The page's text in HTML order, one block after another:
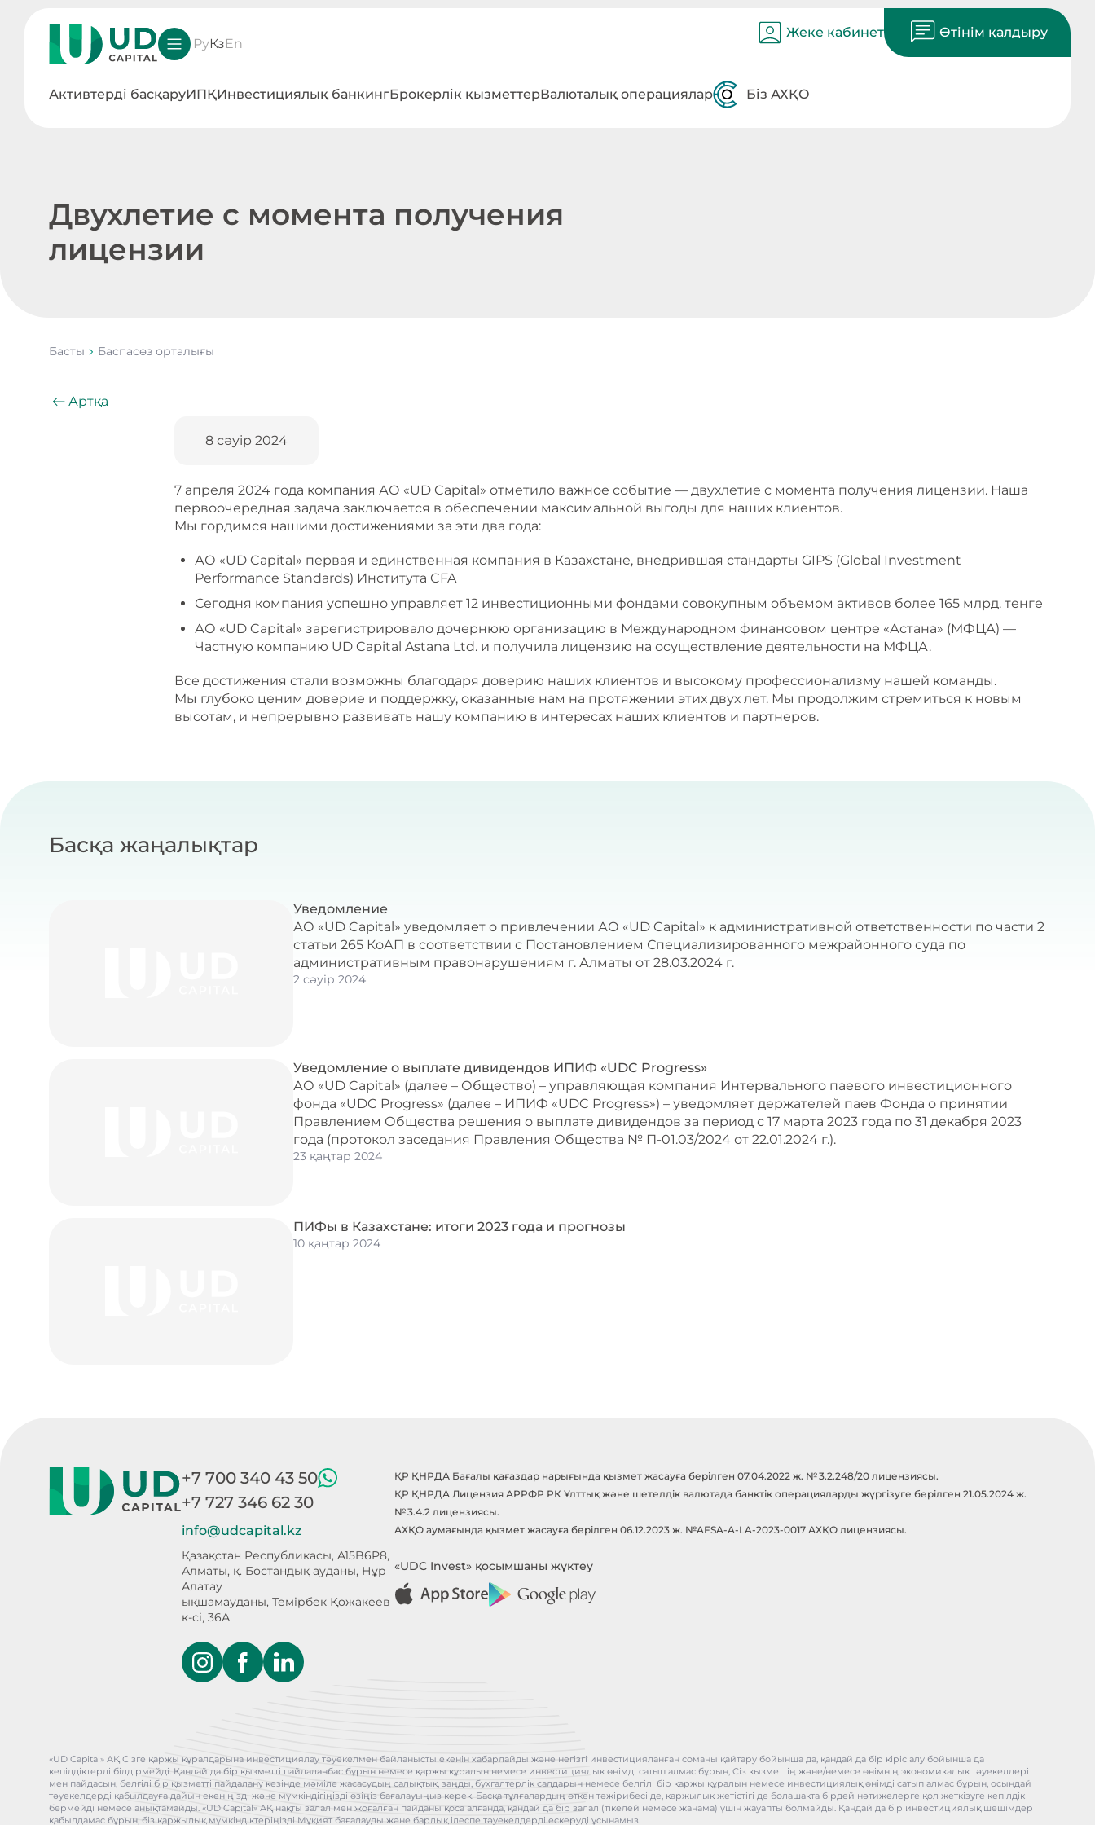
РуКзEn
Жеке кабинет Өтінім қалдыру
Активтерді басқаруИПҚИнвестициялық банкингБрокерлік қызметтерВалюталық операциялар Біз АХҚО
Двухлетие с момента получения
лицензии
Басты Баспасөз орталығы
Артқа
8 сәуір 2024
7 апреля 2024 года компания АО «UD Capital» отметило важное событие — двухлетие с момента получения лицензии. Наша
первоочередная задача заключается в обеспечении максимальной выгоды для наших клиентов.
Мы гордимся нашими достижениями за эти два года:
АО «UD Capital» первая и единственная компания в Казахстане, внедрившая стандарты GIPS (Global Investment
Performance Standards) Института CFA
Сегодня компания успешно управляет 12 инвестиционными фондами совокупным объемом активов более 165 млрд. тенге
АО «UD Capital» зарегистрировало дочернюю организацию в Международном финансовом центре «Астана» (МФЦА) —
Частную компанию UD Capital Astana Ltd. и получила лицензию на осуществление деятельности на МФЦА.
Все достижения стали возможны благодаря доверию наших клиентов и высокому профессионализму нашей команды.
Мы глубоко ценим доверие и поддержку, оказанные нам на протяжении этих двух лет. Мы продолжим стремиться к новым
высотам, и непрерывно развивать нашу компанию в интересах наших клиентов и партнеров.
Басқа жаңалықтар
Уведомление
АО «UD Capital» уведомляет о привлечении АО «UD Capital» к административной ответственности по части 2
статьи 265 КоАП в соответствии с Постановлением Специализированного межрайонного суда по
административным правонарушениям г. Алматы от 28.03.2024 г.
2 сәуір 2024
Уведомление о выплате дивидендов ИПИФ «UDC Progress»
АО «UD Capital» (далее – Общество) – управляющая компания Интервального паевого инвестиционного
фонда «UDC Progress» (далее – ИПИФ «UDC Progress») – уведомляет держателей паев Фонда о принятии
Правлением Общества решения о выплате дивидендов за период с 17 марта 2023 года по 31 декабря 2023
года (протокол заседания Правления Общества № П-01.03/2024 от 22.01.2024 г.).
23 қаңтар 2024
ПИФы в Казахстане: итоги 2023 года и прогнозы
10 қаңтар 2024
+7 700 340 43 50
+7 727 346 62 30
info@udcapital.kz
Қазақстан Республикасы, A15B6P8,
Алматы, қ. Бостандық ауданы, Нұр
Алатау
ықшамауданы, Темірбек Қожакеев
к-сі, 36А
ҚР ҚНРДА Бағалы қағаздар нарығында қызмет жасауға берілген 07.04.2022 ж. № 3.2.248/20 лицензиясы.
ҚР ҚНРДА Лицензия АРРФР РК Ұлттық және шетелдік валютада банктік операцияларды жүргізуге берілген 21.05.2024 ж.
№ 3.4.2 лицензиясы.
АХҚО аумағында қызмет жасауға берілген 06.12.2023 ж. №AFSA-A-LA-2023-0017 АХҚО лицензиясы.
«UDC Invest» қосымшаны жүктеу
«UD Capital» АҚ Сізге қаржы құралдарына инвестициялау тәуекелмен байланысты екенін хабарлайды және негізгі инвестицияланған соманы қайтару бойынша да, қандай да бір кіріс алу бойынша да
кепілдіктерді білдірмейді. Қандай да бір қызметті пайдаланбас бұрын немесе қаржы құралын немесе инвестициялық өнімді сатып алмас бұрын, Сіз қызметтің және/немесе өнімнің экономикалық тәуекелдері
мен пайдасын, белгілі бір қызметті пайдалану кезінде мәміле жасасудың салықтық, заңды, бухгалтерлік салдарын немесе белгілі бір қаржы құралын немесе инвестициялық өнімді сатып алмас бұрын, осындай
тәуекелдерді қабылдауға дайын екеніңізді және мүмкіндігіңізді өзіңіз бағалауыңыз керек. Басқа тұлғалардың өткен тәжірибесі де, қаржылық жетістігі де болашақта бірдей нәтижелерге қол жеткізуге кепілдік
бермейді немесе анықтамайды. «UD Capital» АҚ нақты залал мен жоғалған пайданы қоса алғанда, қандай да бір залал (тікелей немесе жанама) үшін жауапты болмайды. Қандай да бір инвестициялық шешімдер
қабылдамас бұрын, біз қаржылық мүмкіндіктеріңізді Мұқият бағалауды және барлық ілеспе тәуекелдерді ескеруді ұсынамыз.